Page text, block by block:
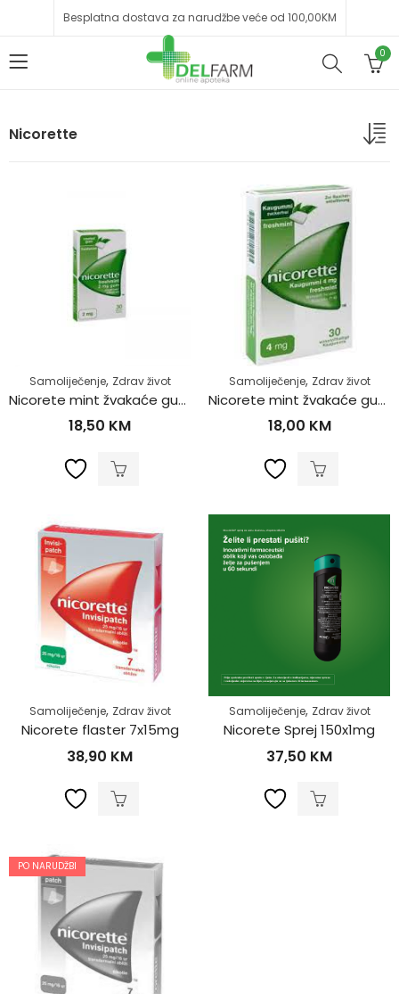
Besplatna dostava za narudžbe veće od 100,00KM
0
Nicorette
Samoliječenje, Zdrav život
Nicorete mint žvakaće gume 30x2mg
18,50 KM
Samoliječenje, Zdrav život
Nicorete mint žvakaće gume 30x4mg
18,00 KM
Samoliječenje, Zdrav život
Nicorete flaster 7x15mg
38,90 KM
Samoliječenje, Zdrav život
Nicorete Sprej 150x1mg
37,50 KM
PO NARUDŽBI